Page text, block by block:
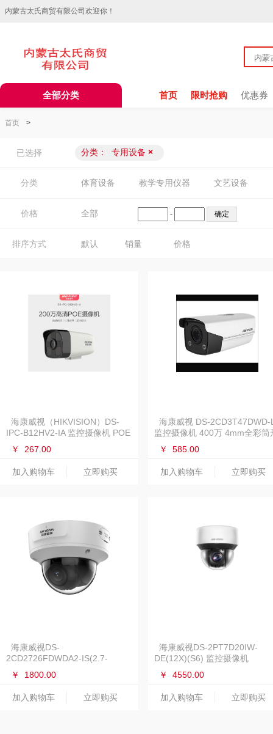
内蒙古太氏商贸有限公司欢迎你！
全部分类 首页 限时抢购 优惠券
首页 >
已选择 分类： 专用设备 ×
分类 体育设备 教学专用仪器 文艺设备
价格 全部 -
排序方式 默认 销量 价格
海康威视（HIKVISION）DS-
IPC-B12HV2-IA 监控摄像机 POE
￥ 267.00
加入购物车 立即购买
海康威视 DS-2CD3T47DWD-
监控摄像机 400万 4mm全彩筒
￥ 585.00
加入购物车 立即购买
海康威视DS-
2CD2726FDWDA2-IS(2.7-
￥ 1800.00
加入购物车 立即购买
海康威视DS-2PT7D20IW-
DE(12X)(S6) 监控摄像机
￥
4550.00
加入购物车 立即购买